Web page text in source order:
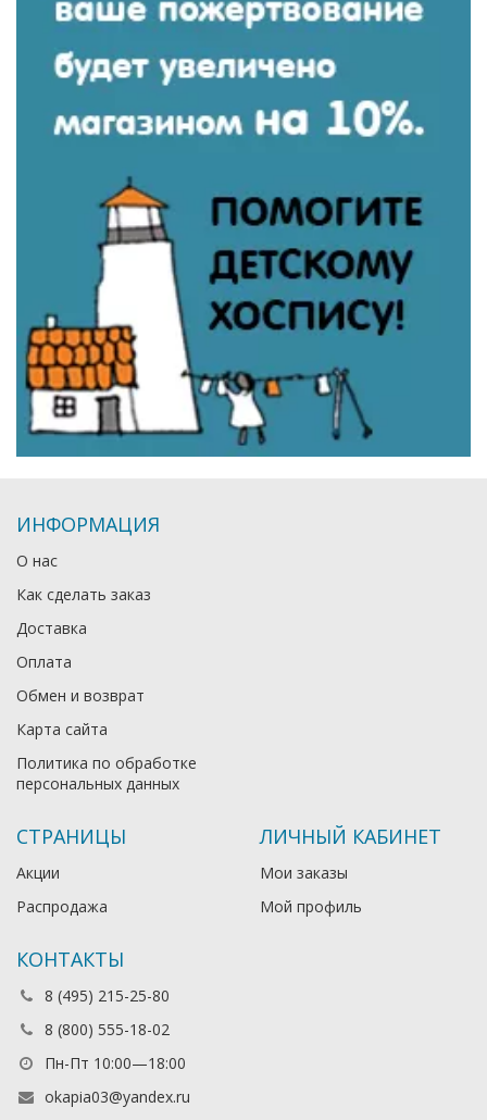
ИНФОРМАЦИЯ
О нас
Как сделать заказ
Доставка
Оплата
Обмен и возврат
Карта сайта
Политика по обработке
персональных данных
СТРАНИЦЫ
Акции
Распродажа
ЛИЧНЫЙ КАБИНЕТ
Мои заказы
Мой профиль
КОНТАКТЫ
8 (495) 215-25-80
8 (800) 555-18-02
Пн-Пт 10:00—18:00
okapia03@yandex.ru